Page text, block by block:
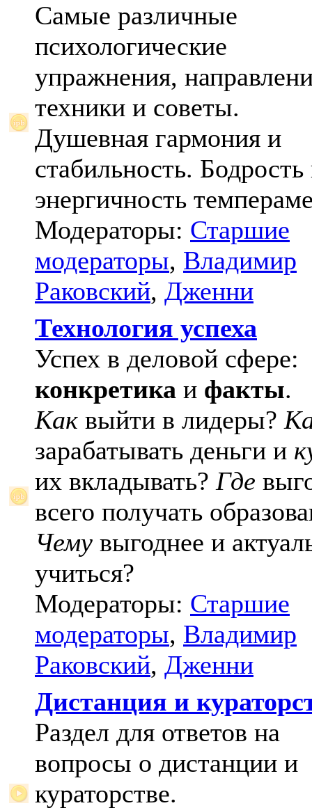
Самые различные
психологические
упражнения,
техники и советы.
Душевная гармония и
стабильность. Бодрость
энергичность
Модераторы: Старшие
модераторы, Владимир
Раковский, Дженни
Технология успеха
Успех в деловой сфере:
конкретика и факты.
Как выйти в лидеры?
зарабатывать деньги и
их вкладывать? Где
всего получать
Чему выгоднее и
учиться?
Модераторы: Старшие
модераторы, Владимир
Раковский, Дженни
Дистанция и
Раздел для ответов на
вопросы о дистанции и
кураторстве.